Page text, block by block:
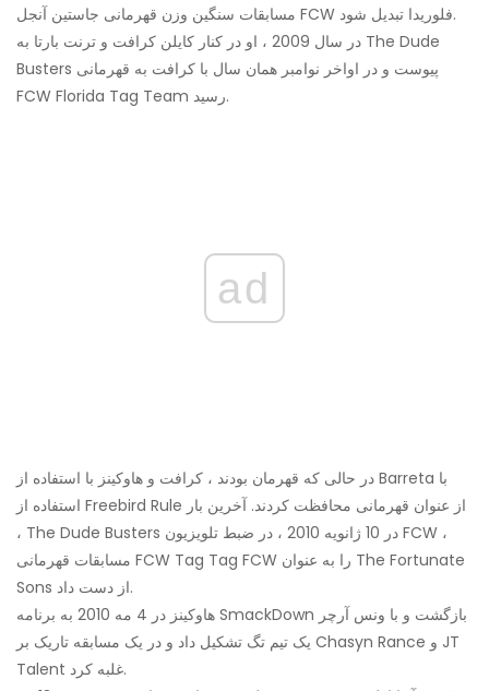
مسابقات سنگین وزن قهرمانی جاستین آنجل FCW فلوریدا تبدیل شود.
در سال 2009 ، او در کنار کایلن کرافت و ترنت بارتا به The Dude
Busters پیوست و در اواخر نوامبر همان سال با کرافت به قهرمانی
FCW Florida Tag Team رسید.
ad
در حالی که قهرمان بودند ، کرافت و هاوکینز با استفاده از Barreta با
استفاده از Freebird Rule از عنوان قهرمانی محافظت کردند. آخرین بار
، The Dude Busters در 10 ژانویه 2010 ، در ضبط تلویزیون FCW ،
مسابقات قهرمانی FCW Tag Tag FCW را به عنوان The Fortunate
Sons از دست داد.
هاوکینز در 4 مه 2010 به برنامه SmackDown بازگشت و با ونس آرچر
یک تیم تگ تشکیل داد و در یک مسابقه تاریک بر Chasyn Rance و JT
Talent غلبه کرد.